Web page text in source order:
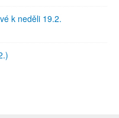
k neděli 19.2.